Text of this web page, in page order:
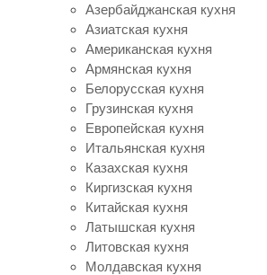
Азербайджанская кухня
Азиатская кухня
Американская кухня
Армянская кухня
Белорусская кухня
Грузинская кухня
Европейская кухня
Итальянская кухня
Казахская кухня
Киргизская кухня
Китайская кухня
Латышская кухня
Литовская кухня
Молдавская кухня